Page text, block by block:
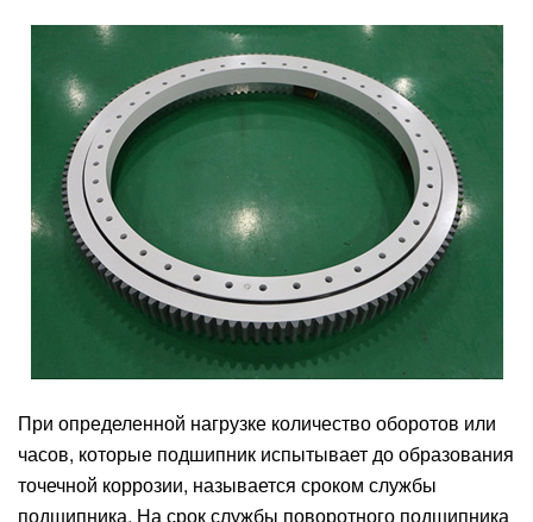
При определенной нагрузке количество оборотов или
часов, которые подшипник испытывает до образования
точечной коррозии, называется сроком службы
подшипника. На срок службы поворотного подшипника